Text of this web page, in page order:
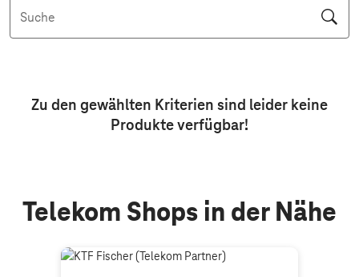
Suche
Zu den gewählten Kriterien sind leider keine
Produkteverfügbar!
Telekom Shops in der Nähe